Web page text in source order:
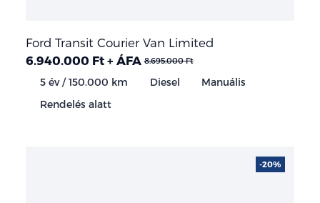
Ford Transit Courier Van Limited
6.940.000 Ft + ÁFA 8.695.000 Ft
5 év / 150.000 km Diesel
Manuális
Rendelés alatt
-20%